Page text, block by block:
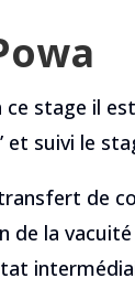
stage il
et suivi le
de
de la